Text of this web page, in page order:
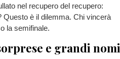
nel recupero del recupero:
Questo è il dilemma. Chi vincerà
la semifinale.
e grandi nomi